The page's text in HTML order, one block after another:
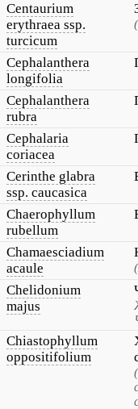
Centaurium
erythraea ssp.
turcicum
Cephalanthera
longifolia
Cephalanthera
rubra
Cephalaria
coriacea
Cerinthe glabra
ssp. caucasica
Chaerophyllum
rubellum
Chamaesciadium
acaule
Chelidonium
majus
Chiastophyllum
oppositifolium